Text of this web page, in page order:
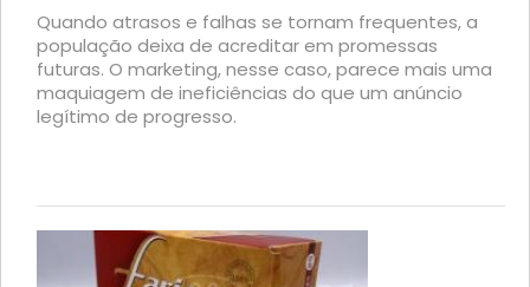
Quando atrasos e falhas se tornam frequentes, a
população deixa de acreditar em promessas
futuras. O marketing, nesse caso, parece mais uma
maquiagem de ineficiências do que um anúncio
legítimo de progresso.